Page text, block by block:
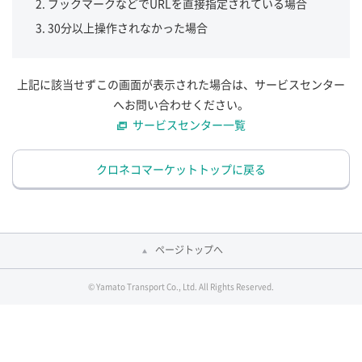
ブックマークなどでURLを直接指定されている場合
30分以上操作されなかった場合
上記に該当せずこの画面が表示された場合は、サービスセンター
へお問い合わせください。
サービスセンター一覧
クロネコマーケットトップに戻る
ページトップへ
© Yamato Transport Co., Ltd. All Rights Reserved.